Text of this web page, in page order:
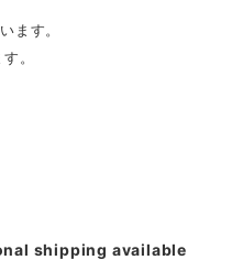
ます。
。
shipping available